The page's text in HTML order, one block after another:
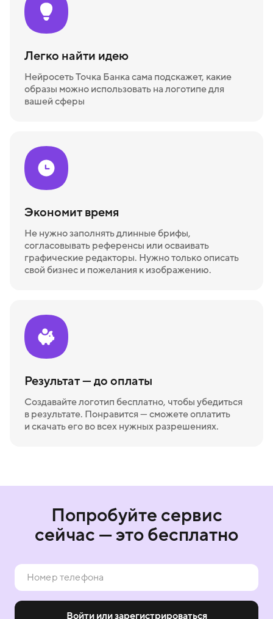
Легко найти идею
Нейросеть Точка Банка сама подскажет, какие
образы можно использовать на логотипе для
вашей сферы
Экономит время
Не нужно заполнять длинные брифы,
согласовывать референсы или осваивать
графические редакторы. Нужно только описать
свой бизнес и пожелания к изображению.
Результат — до оплаты
Создавайте логотип бесплатно, чтобы убедиться
в результате. Понравится — сможете оплатить
и скачать его во всех нужных разрешениях.
Попробуйте сервис
сейчас — это бесплатно
Войти или зарегистрироваться